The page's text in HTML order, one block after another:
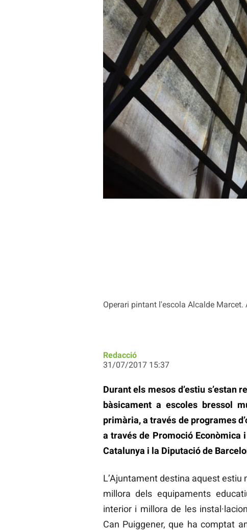
Operari pintant l'escola Alcalde Marcet.
Redacció
31/07/2017 15:37
Durant els mesos d’estiu
bàsicament a escoles bressol
primària, a través de programes
a través de Promoció Econòmica
Catalunya i la Diputació de
L’Ajuntament destina aquest
millora dels equipaments
interior i millora de les
Can Puiggener, que ha comptat